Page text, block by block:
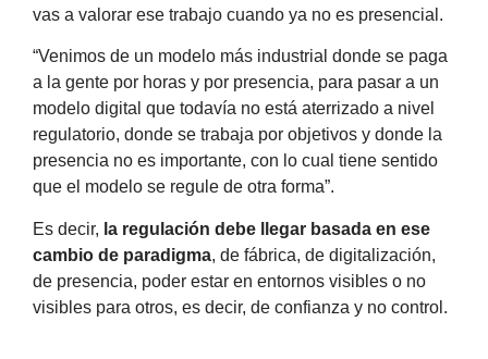
vas a valorar ese trabajo cuando ya no es presencial.
“Venimos de un modelo más industrial donde se paga
a la gente por horas y por presencia, para pasar a un
modelo digital que todavía no está aterrizado a nivel
regulatorio, donde se trabaja por objetivos y donde la
presencia no es importante, con lo cual tiene sentido
que el modelo se regule de otra forma”.
Es decir, la regulación debe llegar basada en ese
cambio de paradigma, de fábrica, de digitalización,
de presencia, poder estar en entornos visibles o no
visibles para otros, es decir, de confianza y no control.